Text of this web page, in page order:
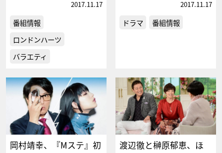
2017.11.17
番組情報
ロンドンハーツ
バラエティ
2017.11.17
ドラマ 番組情報
岡村靖幸、『Mステ』初
渡辺徹と榊原郁恵、ほ